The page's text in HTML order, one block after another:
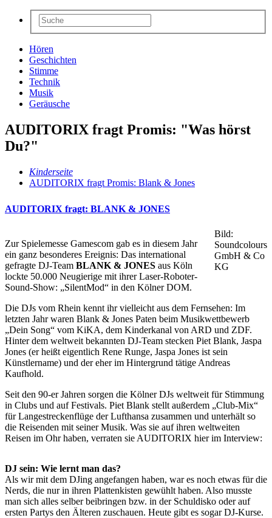
Hören
Geschichten
Stimme
Technik
Musik
Geräusche
AUDITORIX fragt Promis: "Was hörst
Du?"
Kinderseite
AUDITORIX fragt Promis: Blank & Jones
AUDITORIX fragt: BLANK & JONES
Bild:
Soundcolours
GmbH & Co
KG
Zur Spielemesse Gamescom gab es in diesem Jahr
ein ganz besonderes Ereignis: Das international
gefragte DJ-Team BLANK & JONES aus Köln
lockte 50.000 Neugierige mit ihrer Laser-Roboter-
Sound-Show: „SilentMod“ in den Kölner DOM.
Die DJs vom Rhein kennt ihr vielleicht aus dem Fernsehen: Im
letzten Jahr waren Blank & Jones Paten beim Musikwettbewerb
„Dein Song“ vom KiKA, dem Kinderkanal von ARD und ZDF.
Hinter dem weltweit bekannten DJ-Team stecken Piet Blank, Jaspa
Jones (er heißt eigentlich Rene Runge, Jaspa Jones ist sein
Künstlername) und der eher im Hintergrund tätige Andreas
Kaufhold.
Seit den 90-er Jahren sorgen die Kölner DJs weltweit für Stimmung
in Clubs und auf Festivals. Piet Blank stellt außerdem „Club-Mix“
für Langestreckenflüge der Lufthansa zusammen und unterhält so
die Reisenden mit seiner Musik. Was sie auf ihren weltweiten
Reisen im Ohr haben, verraten sie AUDITORIX hier im Interview:
DJ sein: Wie lernt man das?
Als wir mit dem DJing angefangen haben, war es noch etwas für die
Nerds, die nur in ihren Plattenkisten gewühlt haben. Also musste
man sich alles selber beibringen bzw. in der Schuldisko oder auf
ersten Partys den Älteren zuschauen. Heute gibt es sogar DJ-Kurse.